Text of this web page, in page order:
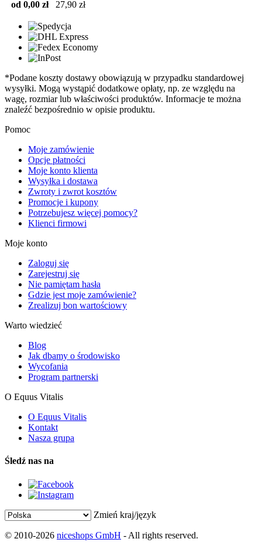
od 0,00 zł 27,90 zł
*Podane koszty dostawy obowiązują w przypadku standardowej
wysyłki. Mogą wystąpić dodatkowe opłaty, np. ze względu na
wagę, rozmiar lub właściwości produktów. Informacje te można
znaleźć bezpośrednio w opisie produktu.
Pomoc
Moje zamówienie
Opcje płatności
Moje konto klienta
Wysyłka i dostawa
Zwroty i zwrot kosztów
Promocje i kupony
Potrzebujesz więcej pomocy?
Klienci firmowi
Moje konto
Zaloguj się
Zarejestruj się
Nie pamiętam hasła
Gdzie jest moje zamówienie?
Zrealizuj bon wartościowy
Warto wiedzieć
Blog
Jak dbamy o środowisko
Wycofania
Program partnerski
O Equus Vitalis
O Equus Vitalis
Kontakt
Nasza grupa
Śledź nas na
Zmień kraj/język
© 2010-2026 niceshops GmbH - All rights reserved.